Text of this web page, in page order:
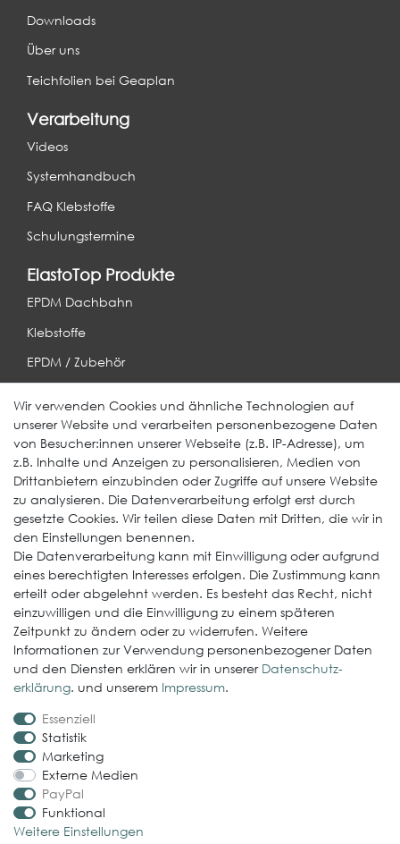
Downloads
Über uns
Teichfolien bei Geaplan
Verarbeitung
Videos
Systemhandbuch
FAQ Klebstoffe
Schulungstermine
ElastoTop Produkte
EPDM Dachbahn
Klebstoffe
EPDM / Zubehör
Weitere Produkte
EcoDach EPDM
ElastoGround EPDM Streifen
Multi-Fix Solarhalter
Service
Gewerbekunde werden
Versand & Zahlungsbedingungen
Kontaktformular
Probleme bei der Bestellung?
Rechtliches
Impressum
AGB
Datenschutzerklärung
Wir verwenden Cookies und ähnliche Technologien auf
unserer Website und verarbeiten personenbezogene Daten
von Besucher:innen unserer Webseite (z.B. IP-Adresse), um
z.B. Inhalte und Anzeigen zu personalisieren, Medien von
Drittanbietern einzubinden oder Zugriffe auf unsere Website
zu analysieren. Die Datenverarbeitung erfolgt erst durch
gesetzte Cookies. Wir teilen diese Daten mit Dritten, die wir in
den Einstellungen benennen.
Die Datenverarbeitung kann mit Einwilligung oder aufgrund
eines berechtigten Interesses erfolgen. Die Zustimmung kann
erteilt oder abgelehnt werden. Es besteht das Recht, nicht
einzuwilligen und die Einwilligung zu einem späteren
Zeitpunkt zu ändern oder zu widerrufen. Weitere
Informationen zur Verwendung personenbezogener Daten
und den Diensten erklären wir in unserer Daten­schutz­
erklärung. und unserem Impressum.
Essenziell
Statistik
Marketing
Externe Medien
PayPal
Funktional
Weitere Einstellungen